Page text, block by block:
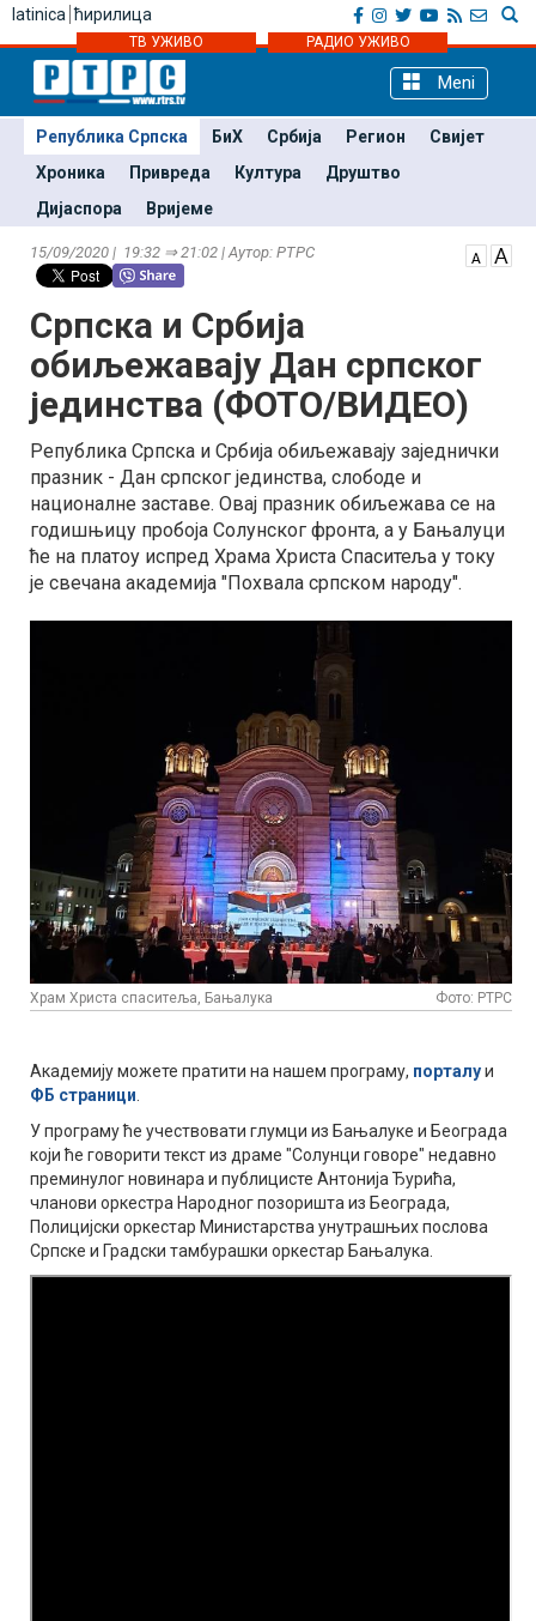
latinica ћирилица
ТВ УЖИВО РАДИО УЖИВО
Meni
Република Српска БиХ Србија Регион
Свијет
Хроника
Привреда Култура
Друштво
Дијаспора
Вријеме
15/09/2020 | 19:32 ⇒ 21:02 | Аутор: РТРС
Српска и Србија
обиљежавају Дан српског
јединства (ФОТО/ВИДЕО)
Република Српска и Србија обиљежавају заједнички
празник - Дан српског јединства, слободе и
националне заставе. Овај празник обиљежава се на
годишњицу пробоја Солунског фронта, а у Бањалуци
ће на платоу испред Храма Христа Спаситеља у току
је свечана академија "Похвала српском народу".
Храм Христа спаситеља, Бањалука Фото: РТРС
Академију можете пратити на нашем програму, порталуи
ФБ страници
У програму ће учествовати глумци из Бањалуке и Београда
који ће говорити текст из драме "Солунци говоре" недавно
преминулог новинара и публицисте Антонија Ђурића,
чланови оркестра Народног позоришта из Београда,
Полицијски оркестар Министарства унутрашњих послова
Српске и Градски тамбурашки оркестар Бањалука.